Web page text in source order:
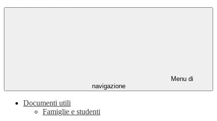
Menu di
navigazione
Documenti utili
Famiglie e studenti